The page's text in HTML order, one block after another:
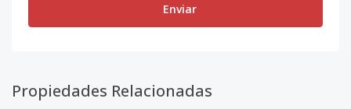
Enviar
Propiedades Relacionadas